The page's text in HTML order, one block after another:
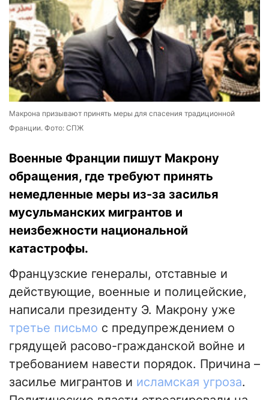
Макрона призывают принять меры для спасения традиционной
Франции. Фото: СПЖ
Военные Франции пишут Макрону
обращения, где требуют принять
немедленные меры из-за засилья
мусульманских мигрантов и
неизбежности национальной
катастрофы.
Французские генералы, отставные и
действующие, военные и полицейские,
написали президенту Э. Макрону уже
третье письмо с предупреждением о
грядущей расово-гражданской войне и
требованием навести порядок. Причина –
засилье мигрантов и исламская угроза.